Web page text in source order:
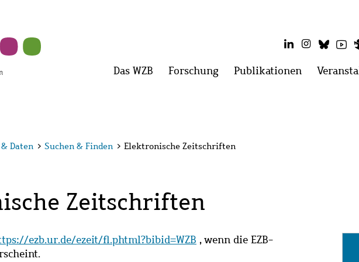
LinkedInInstagram
Hauptmenü
Das WZB Menü
Forschung Menü
Publikationen Menü
Daten > Suchen & Finden > Elektronische Zeitschriften
Zeitschriften
ezb.ur.de/ezeit/fl.phtml?bibid=WZB , wenn die EZB-